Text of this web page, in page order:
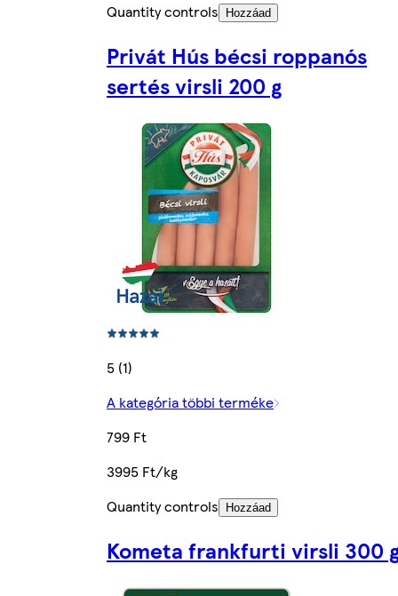
Quantity controls
Hozzáad
Privát Hús bécsi roppanós
sertés virsli 200 g
5 (1)
A kategória többi terméke
799 Ft
3995 Ft/kg
Quantity controls
Hozzáad
Kometa frankfurti virsli 300